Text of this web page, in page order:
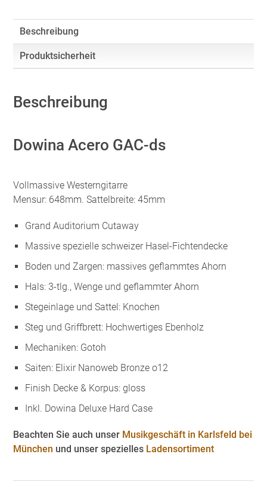
Beschreibung
Produktsicherheit
Beschreibung
Dowina Acero GAC-ds
Vollmassive Westerngitarre
Mensur: 648mm. Sattelbreite: 45mm
Grand Auditorium Cutaway
Massive spezielle schweizer Hasel-Fichtendecke
Boden und Zargen: massives geflammtes Ahorn
Hals: 3-tlg., Wenge und geflammter Ahorn
Stegeinlage und Sattel: Knochen
Steg und Griffbrett: Hochwertiges Ebenholz
Mechaniken: Gotoh
Saiten: Elixir Nanoweb Bronze o12
Finish Decke & Korpus: gloss
Inkl. Dowina Deluxe Hard Case
Beachten Sie auch unser Musikgeschäft in Karlsfeld bei
München und unser spezielles Ladensortiment